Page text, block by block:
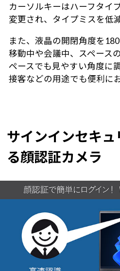
カーソルキーはハーフタイ
変更され、タイプミスを低
また、液晶の開閉角度を
移動中や会議中、スペース
ペースでも見やすい角度に
接客などの用途でも便利に
サインインセキュ
る顔認証カメラ